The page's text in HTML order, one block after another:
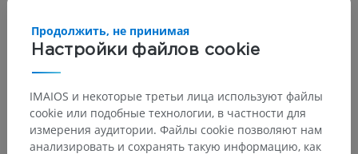
Человеческое тело>
Systemata musculoskeletalia> Systema skeletale
Кости
Основные структуры:Нет анатомических терминов,
относящихся к этой части тела
Настройки файлов cookie
Продолжить, не принимая
IMAIOS и некоторые третьи лица используют файлы
cookie или подобные технологии, в частности для
измерения аудитории. Файлы cookie позволяют нам
анализировать и сохранять такую информацию, как